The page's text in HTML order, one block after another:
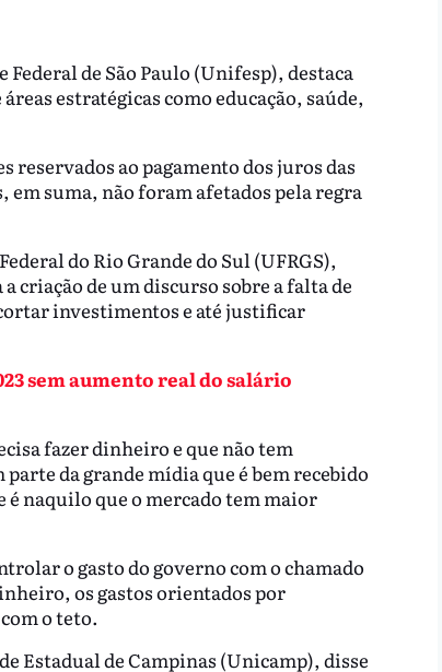
de São Paulo (Unifesp), destaca
estratégicas como educação, saúde,
reservados ao pagamento dos juros das
suma, não foram afetados pela regra
do Rio Grande do Sul (UFRGS),
criação de um discurso sobre a falta de
investimentos e até justificar
sem aumento real do salário
fazer dinheiro e que não tem
da grande mídia que é bem recebido
naquilo que o mercado tem maior
o gasto do governo com o chamado
os gastos orientados por
o teto.
Estadual de Campinas (Unicamp), disse